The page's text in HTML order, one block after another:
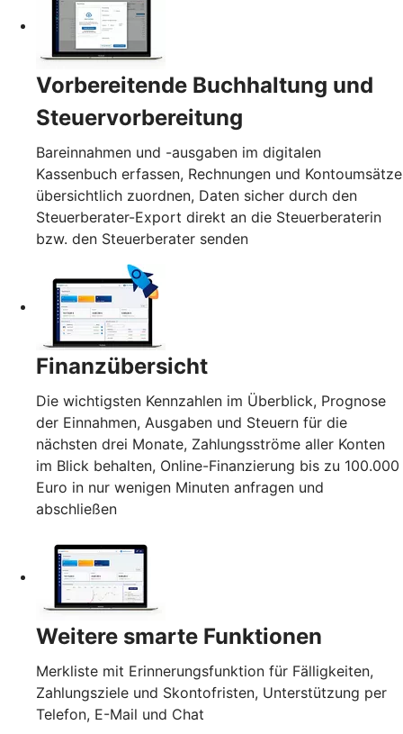
Vorbereitende Buchhaltung und
Steuervorbereitung
Bareinnahmen und -ausgaben im digitalen
Kassenbuch erfassen, Rechnungen und Kontoumsätze
übersichtlich zuordnen, Daten sicher durch den
Steuerberater-Export direkt an die Steuerberaterin
bzw. den Steuerberater senden
Finanzübersicht
Die wichtigsten Kennzahlen im Überblick, Prognose
der Einnahmen, Ausgaben und Steuern für die
nächsten drei Monate, Zahlungsströme aller Konten
im Blick behalten, Online-Finanzierung bis zu 100.000
Euro in nur wenigen Minuten anfragen und
abschließen
Weitere smarte Funktionen
Merkliste mit Erinnerungsfunktion für Fälligkeiten,
Zahlungsziele und Skontofristen, Unterstützung per
Telefon, E-Mail und Chat